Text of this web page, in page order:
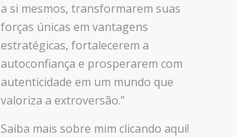
a si mesmos, transformarem suas
forças únicas em vantagens
estratégicas, fortalecerem a
autoconfiança e prosperarem com
autenticidade em um mundo que
valoriza a extroversão.”
Saiba mais sobre mim clicando aqui!